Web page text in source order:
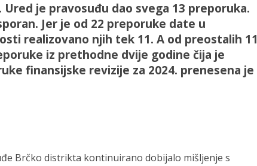
je pravosuđu dao svega 13 preporuka.
Jer je od 22 preporuke date u
realizovano njih tek 11. A od preostalih 11
iz prethodne dvije godine čija je
finansijske revizije za 2024. prenesena je
Brčko distrikta kontinuirano dobijalo mišljenje s